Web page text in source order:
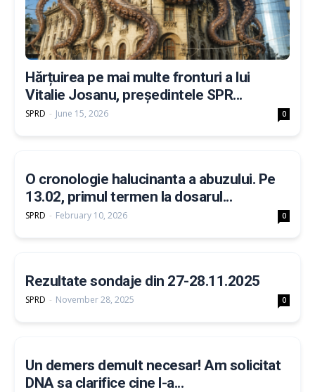
Hărțuirea pe mai multe fronturi a lui
Vitalie Josanu, președintele SPR...
SPRD - June 15, 2026 0
O cronologie halucinanta a abuzului. Pe
13.02, primul termen la dosarul...
SPRD - February 10, 2026 0
Rezultate sondaje din 27-28.11.2025
SPRD - November 28, 2025 0
Un demers demult necesar! Am solicitat
DNA sa clarifice cine l-a...